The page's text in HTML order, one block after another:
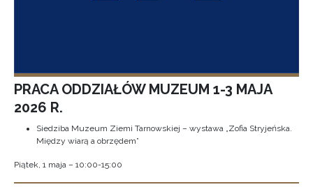
PRACA ODDZIAŁÓW MUZEUM 1-3 MAJA
2026 R.
Siedziba Muzeum Ziemi Tarnowskiej – wystawa „Zofia Stryjeńska.
Między wiarą a obrzędem”
Piątek, 1 maja – 10:00-15:00